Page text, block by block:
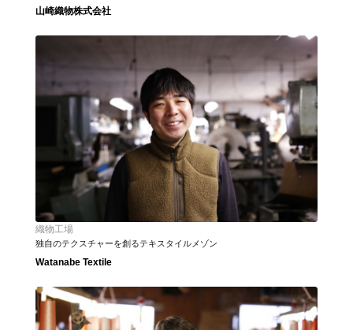
山崎織物株式会社
織物工場
独自のテクスチャーを創るテキスタイルメゾン
Watanabe Textile